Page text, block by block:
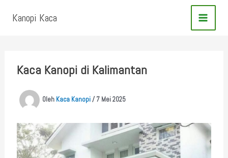
Kanopi Kaca
Kaca Kanopi di Kalimantan
Oleh Kaca Kanopi/7 Mei 2025